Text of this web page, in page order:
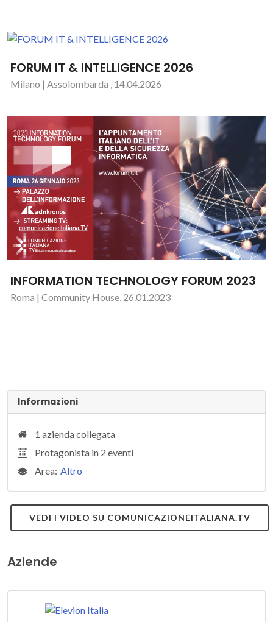
FORUM IT & INTELLIGENCE 2026
Milano | Assolombarda , 14.04.2026
INFORMATION TECHNOLOGY FORUM 2023
Roma | Community House, 26.01.2023
Informazioni
1 azienda collegata
Protagonista in 2 eventi
Area: Altro
VEDI I VIDEO SU COMUNICAZIONEITALIANA.TV
Aziende